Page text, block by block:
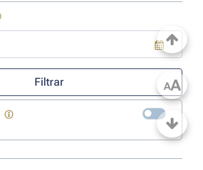
Filtrar AA